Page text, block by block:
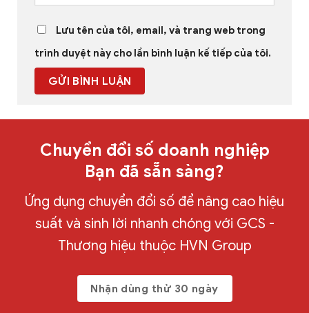
Lưu tên của tôi, email, và trang web trong
trình duyệt này cho lần bình luận kế tiếp của tôi.
Chuyển đổi số doanh nghiệp
Bạn đã sẵn sàng?
Ứng dụng chuyển đổi số để nâng cao hiệu
suất và sinh lời nhanh chóng với GCS -
Thương hiệu thuộc HVN Group
Nhận dùng thử 30 ngày